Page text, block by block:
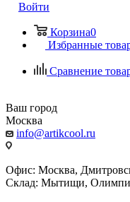
Войти
Корзина0
Избранные
Сравнение
Ваш город
Москва
info@artikcool.ru
Офис: Москва,
Склад: Мытищи,